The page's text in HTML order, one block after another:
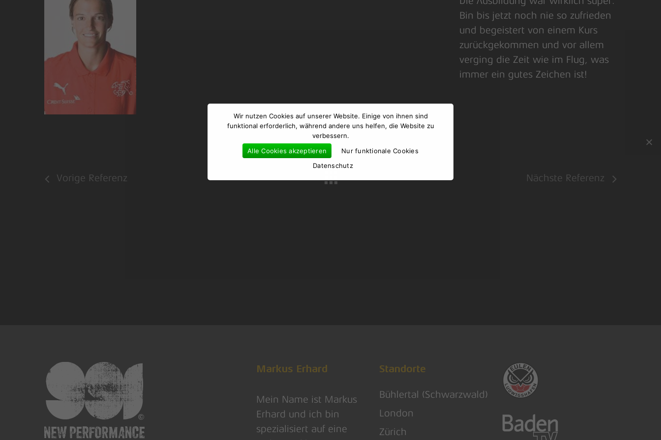
Bin bis jetzt noch nie so zufrieden
und begeistert von einem Kurs
zurückgekommen und vor allem
verging die Zeit wie im Flug, was
immer ein gutes Zeichen ist!
Vorige Referenz Nächste Referenz
Markus Erhard
Mein Name ist Markus
Erhard und ich bin
spezialisiert auf eine
Standorte
Bühlertal (Schwarzwald)
London
Zürich
Wir nutzen Cookies auf unserer Website. Einige von ihnen sind
funktional erforderlich, während andere uns helfen, die Website zu
verbessern.
Alle Cookies akzeptieren
Nur funktionale Cookies
Datenschutz